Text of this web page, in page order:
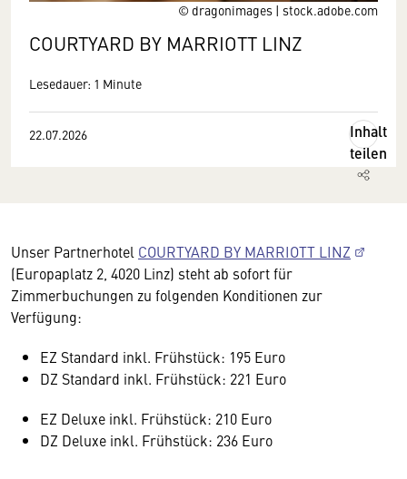
© dragonimages | stock.adobe.com
COURTYARD BY MARRIOTT LINZ
Lesedauer: 1 Minute
22.07.2026
Inhalt
teilen
Unser Partnerhotel COURTYARD BY MARRIOTT LINZ
(Europaplatz 2, 4020 Linz) steht ab sofort für
Zimmerbuchungen zu folgenden Konditionen zur
Verfügung:
EZ Standard inkl. Frühstück: 195 Euro
DZ Standard inkl. Frühstück: 221 Euro
EZ Deluxe inkl. Frühstück: 210 Euro
DZ Deluxe inkl. Frühstück: 236 Euro